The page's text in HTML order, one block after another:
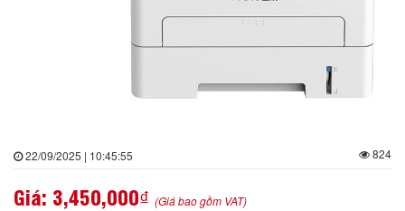
22/09/2025 | 10:45:55 824
Giá: 3,450,000₫ (Giá bao gồm VAT)